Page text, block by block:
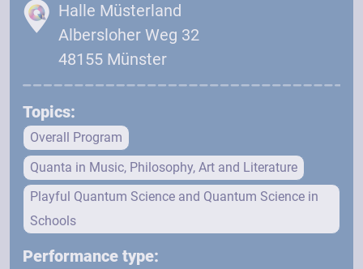
Halle Müsterland
Albersloher Weg 32
48155 Münster
Topics:
Overall Program
Quanta in Music, Philosophy, Art and Literature
Playful Quantum Science and Quantum Science in
Schools
Performance type: